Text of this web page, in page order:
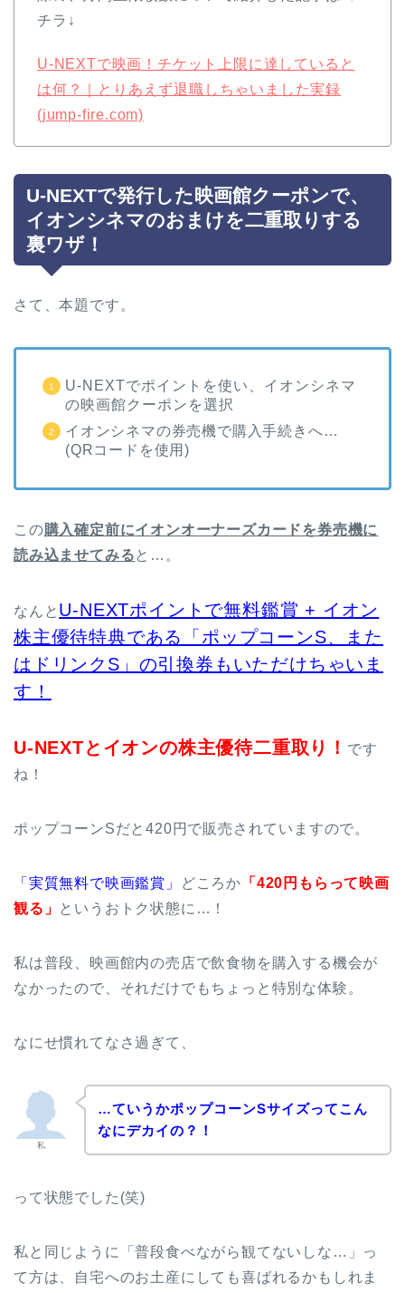
チラ↓
U-NEXTで映画！チケット上限に達していると
は何？｜とりあえず退職しちゃいました実録
(jump-fire.com)
U-NEXTで発行した映画館クーポンで、
イオンシネマのおまけを二重取りする
裏ワザ！
さて、本題です。
U-NEXTでポイントを使い、イオンシネマ
の映画館クーポンを選択
イオンシネマの券売機で購入手続きへ…
(QRコードを使用)
この購入確定前にイオンオーナーズカードを券売機に
読み込ませてみる と…。
なんと U-NEXTポイントで無料鑑賞 + イオン
株主優待特典である「ポップコーンS、また
はドリンクS」の引換券もいただけちゃいま
す！
U-NEXTとイオンの株主優待二重取り！ です
ね！
ポップコーンSだと420円で販売されていますので。
「実質無料で映画鑑賞」 どころか 「420円もらって映画
観る」
というおトク状態に…！
私は普段、映画館内の売店で飲食物を購入する機会が
なかったので、それだけでもちょっと特別な体験。
なにせ慣れてなさ過ぎて、
私
…ていうかポップコーンSサイズってこん
なにデカイの？！
って状態でした(笑)
私と同じように「普段食べながら観てないしな…」っ
て方は、自宅へのお土産にしても喜ばれるかもしれま